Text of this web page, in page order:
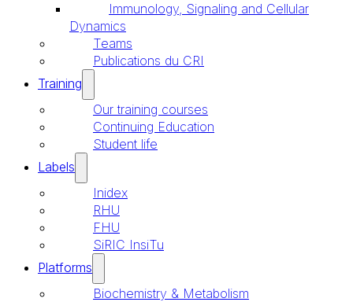
Immunology, Signaling and Cellular
Dynamics
Teams
Publications du CRI
Training
Our training courses
Continuing Education
Student life
Labels
Inidex
RHU
FHU
SiRIC InsiTu
Platforms
Biochemistry & Metabolism